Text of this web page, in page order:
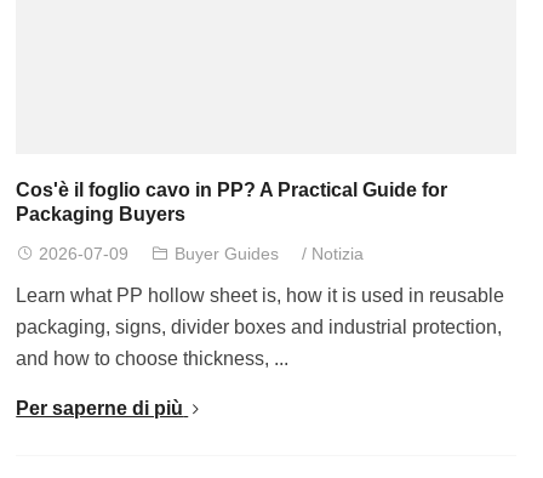
Cos'è il foglio cavo in PP? A Practical Guide for
Packaging Buyers
2026-07-09 Buyer Guides / Notizia
Learn what PP hollow sheet is, how it is used in reusable
packaging,signs,divider boxes and industrial protection,
and how to choose thickness, ...
Per saperne di più